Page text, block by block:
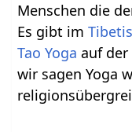
Menschen die
Es gibt im
Tao Yoga auf
wir sagen Yoga